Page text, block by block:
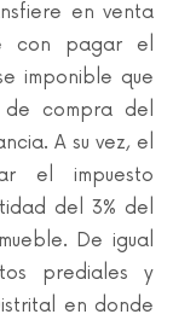
en venta
con pagar el
imponible que
compra del
A su vez, el
el impuesto
del 3% del
De igual
prediales y
en donde